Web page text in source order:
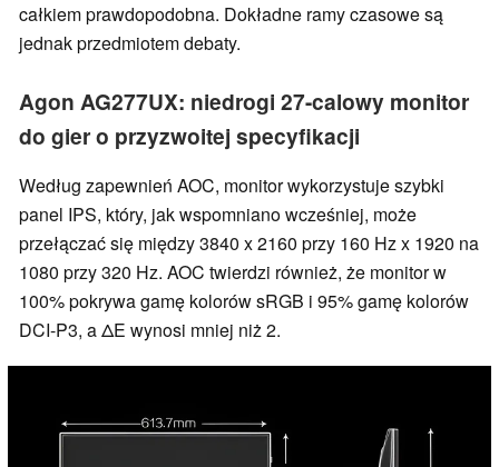
całkiem prawdopodobna. Dokładne ramy czasowe są
jednak przedmiotem debaty.
Agon AG277UX: niedrogi 27-calowy monitor
do gier o przyzwoitej specyfikacji
Według zapewnień AOC, monitor wykorzystuje szybki
panel IPS, który, jak wspomniano wcześniej, może
przełączać się między 3840 x 2160 przy 160 Hz x 1920 na
1080 przy 320 Hz. AOC twierdzi również, że monitor w
100% pokrywa gamę kolorów sRGB i 95% gamę kolorów
DCI-P3, a ΔE wynosi mniej niż 2.